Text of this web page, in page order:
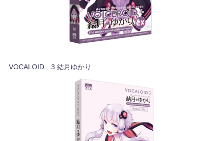
VOCALOID™3 結月ゆかり